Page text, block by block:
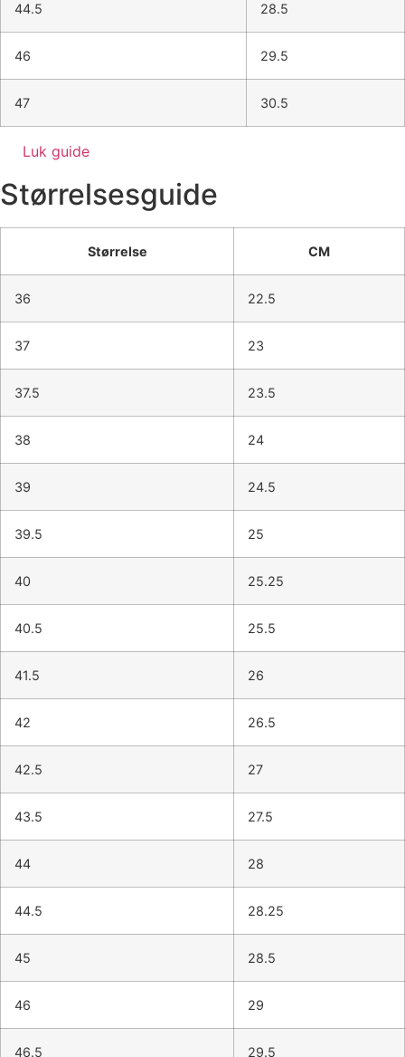
44.5 28.5
46 29.5
47 30.5
Luk guide
Størrelsesguide
Størrelse CM
36 22.5
37 23
37.5 23.5
38 24
39 24.5
39.5 25
40 25.25
40.5 25.5
41.5 26
42 26.5
42.5 27
43.5 27.5
44 28
44.5 28.25
45 28.5
46 29
46.5 29.5